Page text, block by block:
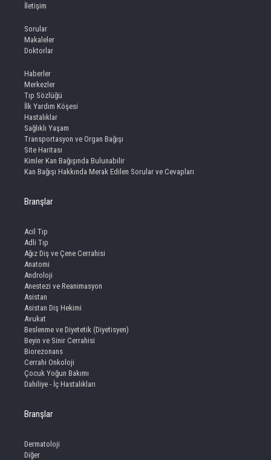
İletişim
Sorular
Makaleler
Doktorlar
Haberler
Merkezler
Tıp Sözlüğü
İlk Yardım Köşesi
Hastalıklar
Sağlıklı Yaşam
Transportasyon ve Organ Bağışı
Site Haritası
Kimler Kan Bağışında Bulunabilir
Kan Bağışı Hakkında Merak Edilen Sorular ve Cevapları
Branşlar
Acil Tıp
Adli Tıp
Ağız Diş ve Çene Cerrahisi
Anatomi
Androloji
Anestezi ve Reanimasyon
Asistan
Asistan Diş Hekimi
Avukat
Beslenme ve Diyetetik (Diyetisyen)
Beyin ve Sinir Cerrahisi
Biorezonans
Cerrahi Onkoloji
Çocuk Yoğun Bakımı
Dahiliye - İç Hastalıkları
Branşlar
Dermatoloji
Diğer